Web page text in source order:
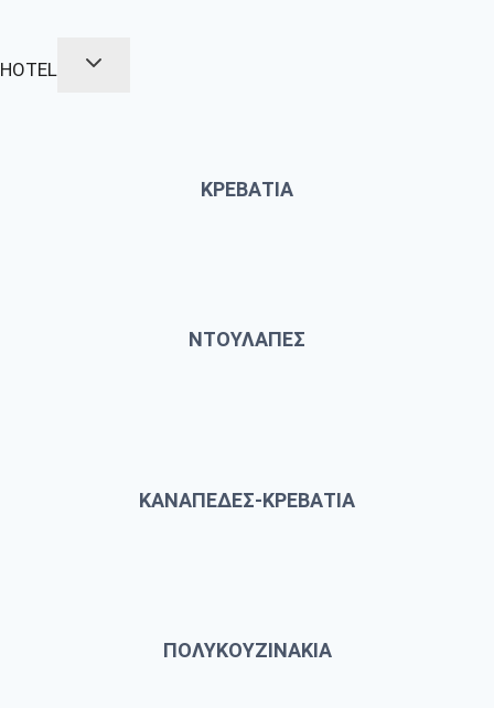
HOTEL
ΚΡΕΒΑΤΙΑ
ΝΤΟΥΛΑΠΕΣ
ΚΑΝΑΠΕΔΕΣ-ΚΡΕΒΑΤΙΑ
ΠΟΛΥΚΟΥΖΙΝΑΚΙΑ